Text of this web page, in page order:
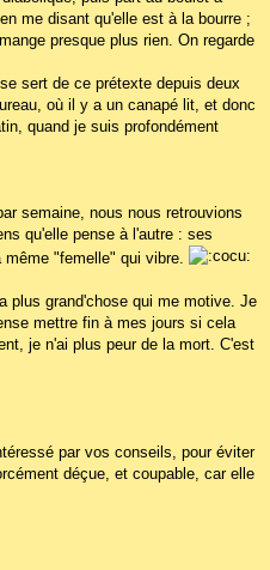
me disant qu'elle est à la bourre ;
presque plus rien. On regarde
sert de ce prétexte depuis deux
où il y a un canapé lit, et donc
quand je suis profondément
semaine, nous nous retrouvions
qu'elle pense à l'autre : ses
"femelle" qui vibre.
plus grand'chose qui me motive. Je
mettre fin à mes jours si cela
je n'ai plus peur de la mort. C'est
par vos conseils, pour éviter
déçue, et coupable, car elle